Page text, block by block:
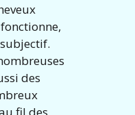
des
fil des